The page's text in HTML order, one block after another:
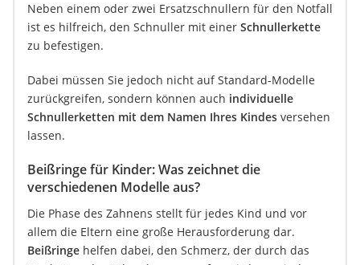
Neben einem oder zwei Ersatzschnullern für den Notfall
ist es hilfreich, den Schnuller mit einer Schnullerkette
zu befestigen.
Dabei müssen Sie jedoch nicht auf Standard-Modelle
zurückgreifen, sondern können auch individuelle
Schnullerketten mit dem Namen Ihres Kindes versehen
lassen.
Beißringe für Kinder: Was zeichnet die
verschiedenen Modelle aus?
Die Phase des Zahnens stellt für jedes Kind und vor
allem die Eltern eine große Herausforderung dar.
Beißringe helfen dabei, den Schmerz, der durch das